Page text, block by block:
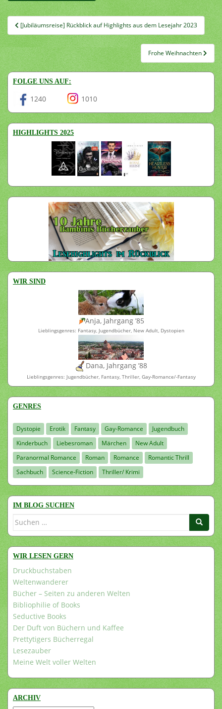
Beitragsnavigation
[Jubiläumsreise] Rückblick auf Highlights aus dem Lesejahr 2023
Frohe Weihnachten
FOLGE UNS AUF:
1240 1010
HIGHLIGHTS 2025
WIR SIND
Anja, Jahrgang ’85
Lieblingsgenres: Fantasy, Jugendbücher, New Adult, Dystopien
Dana, Jahrgang ’88
Lieblingsgenres: Jugendbücher, Fantasy, Thriller, Gay-Romance/-Fantasy
GENRES
Dystopie Erotik Fantasy Gay-Romance
Jugendbuch
Kinderbuch
Liebesroman Märchen
New Adult
Paranormal Romance
Roman Romance
Romantic Thrill
Sachbuch
Science-Fiction Thriller/ Krimi
IM BLOG SUCHEN
Suchen
WIR LESEN GERN
Druckbuchstaben
Weltenwanderer
Bücher – Seiten zu anderen Welten
Bibliophilie of Books
Seductive Books
Der Duft von Büchern und Kaffee
Prettytigers Bücherregal
Lesezauber
Meine Welt voller Welten
ARCHIV